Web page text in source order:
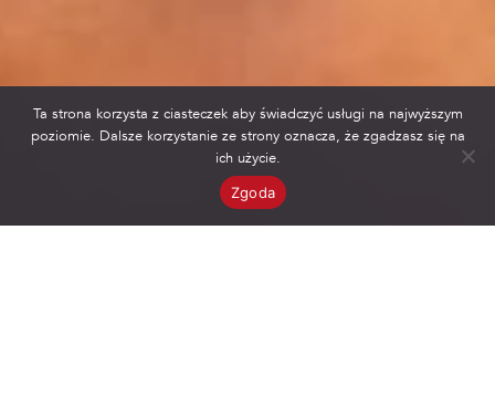
Ta strona korzysta z ciasteczek aby świadczyć usługi na najwyższym
poziomie. Dalsze korzystanie ze strony oznacza, że zgadzasz się na
ich użycie.
Zgoda